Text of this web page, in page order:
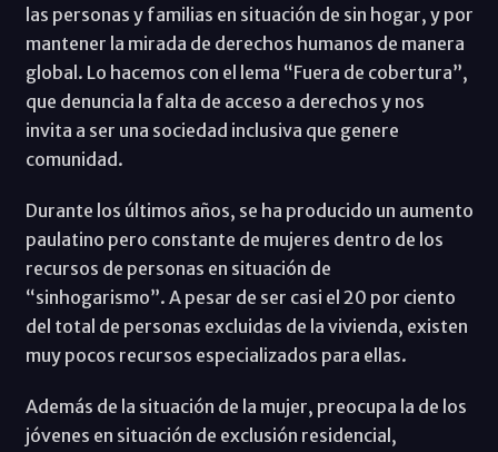
las personas y familias en situación de sin hogar, y por
mantener la mirada de derechos humanos de manera
global. Lo hacemos con el lema “Fuera de cobertura”,
que denuncia la falta de acceso a derechos y nos
invita a ser una sociedad inclusiva que genere
comunidad.
Durante los últimos años, se ha producido un aumento
paulatino pero constante de mujeres dentro de los
recursos de personas en situación de
“sinhogarismo”. A pesar de ser casi el 20 por ciento
del total de personas excluidas de la vivienda, existen
muy pocos recursos especializados para ellas.
Además de la situación de la mujer, preocupa la de los
jóvenes en situación de exclusión residencial,